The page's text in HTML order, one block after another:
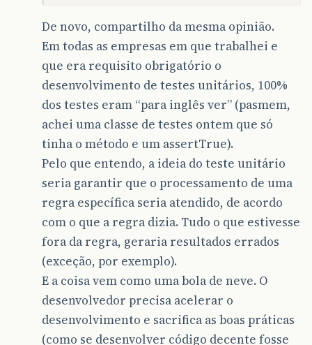
De novo, compartilho da mesma opinião.
Em todas as empresas em que trabalhei e
que era requisito obrigatório o
desenvolvimento de testes unitários, 100%
dos testes eram “para inglês ver” (pasmem,
achei uma classe de testes ontem que só
tinha o método e um assertTrue).
Pelo que entendo, a ideia do teste unitário
seria garantir que o processamento de uma
regra específica seria atendido, de acordo
com o que a regra dizia. Tudo o que estivesse
fora da regra, geraria resultados errados
(exceção, por exemplo).
E a coisa vem como uma bola de neve. O
desenvolvedor precisa acelerar o
desenvolvimento e sacrifica as boas práticas
(como se desenvolver código decente fosse